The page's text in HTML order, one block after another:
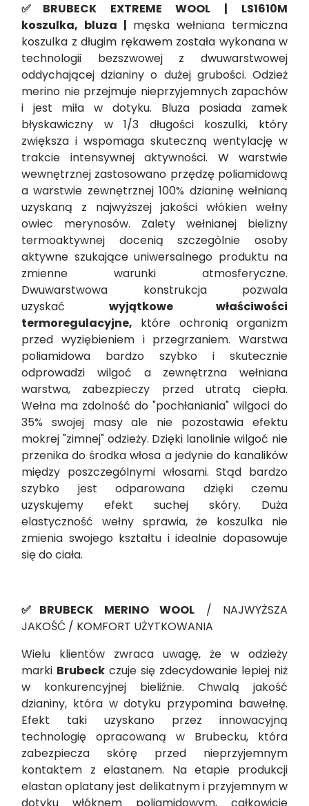
✅BRUBECK EXTREME WOOL | LS1610M
koszulka, bluza | męska wełniana termiczna
koszulka z długim rękawem została wykonana w
technologii bezszwowej z dwuwarstwowej
oddychającej dzianiny o dużej grubości. Odzież
merino nie przejmuje nieprzyjemnych zapachów
i jest miła w dotyku. Bluza posiada zamek
błyskawiczny w 1/3 długości koszulki, który
zwiększa i wspomaga skuteczną wentylację w
trakcie intensywnej aktywności. W warstwie
wewnętrznej zastosowano przędzę poliamidową
a warstwie zewnętrznej 100% dzianinę wełnianą
uzyskaną z najwyższej jakości włókien wełny
owiec merynosów. Zalety wełnianej bielizny
termoaktywnej docenią szczególnie osoby
aktywne szukające uniwersalnego produktu na
zmienne warunki atmosferyczne.
Dwuwarstwowa konstrukcja pozwala
uzyskać wyjątkowe właściwości
termoregulacyjne, które ochronią organizm
przed wyziębieniem i przegrzaniem. Warstwa
poliamidowa bardzo szybko i skutecznie
odprowadzi wilgoć a zewnętrzna wełniana
warstwa, zabezpieczy przed utratą ciepła.
Wełna ma zdolność do "pochłaniania" wilgoci do
35% swojej masy ale nie pozostawia efektu
mokrej "zimnej" odzieży. Dzięki lanolinie wilgoć nie
przenika do środka włosa a jedynie do kanalików
między poszczególnymi włosami. Stąd bardzo
szybko jest odparowana dzięki czemu
uzyskujemy efekt suchej skóry. Duża
elastyczność wełny sprawia, że koszulka nie
zmienia swojego kształtu i idealnie dopasowuje
się do ciała.
✅BRUBECK MERINO WOOL / NAJWYŻSZA
JAKOŚĆ / KOMFORT UŻYTKOWANIA
Wielu klientów zwraca uwagę, że w odzieży
marki Brubeck czuje się zdecydowanie lepiej niż
w konkurencyjnej bieliźnie. Chwalą jakość
dzianiny, która w dotyku przypomina bawełnę.
Efekt taki uzyskano przez innowacyjną
technologię opracowaną w Brubecku, która
zabezpiecza skórę przed nieprzyjemnym
kontaktem z elastanem. Na etapie produkcji
elastan oplatany jest delikatnym i przyjemnym w